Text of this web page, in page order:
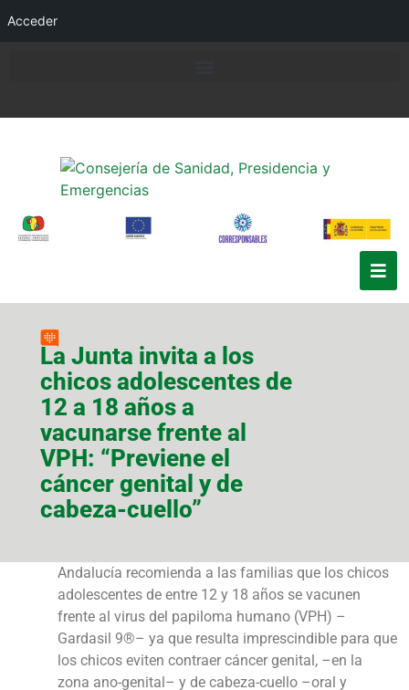
Acceder
La Junta invita a los
chicos adolescentes de
12 a 18 años a
vacunarse frente al
VPH: “Previene el
cáncer genital y de
cabeza-cuello”
Andalucía recomienda a las familias que los chicos
adolescentes de entre 12 y 18 años se vacunen
frente al virus del papiloma humano (VPH) –
Gardasil 9®– ya que resulta imprescindible para que
los chicos eviten contraer cáncer genital, –en la
zona ano-genital– y de cabeza-cuello –oral y